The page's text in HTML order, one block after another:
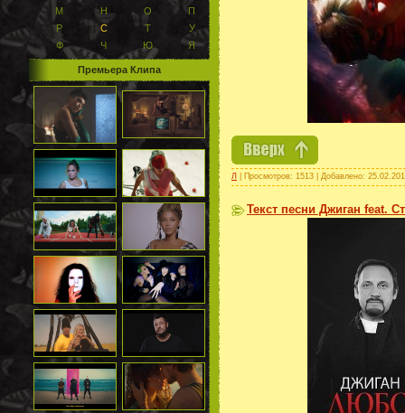
М
Н О
П
Р
С Т
У
Ф
Ч Ю Я
Премьера Клипа
Л | Просмотров: 1513 | Добавлено:
Текст песни Джиган feat.